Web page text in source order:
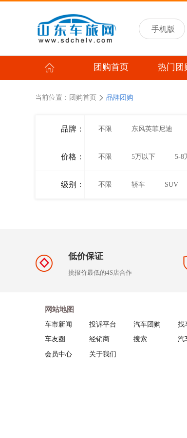
手机版
团购首页 热门团
当前位置： 团购首页 品牌团购
品牌： 不限 东风英菲尼迪
价格： 不限 5万以下 5-8
级别： 不限 轿车 SUV
低价保证
挑报价最低的4S店合作
网站地图
车市新闻 投诉平台 汽车团购 找
车友圈 经销商 搜索 汽
会员中心 关于我们